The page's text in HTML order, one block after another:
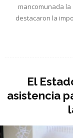
mancomunada
destacaron la
El
asistencia